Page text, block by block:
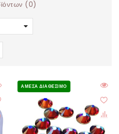
(0)
ΆΜΕΣΑ ΔΙΑΘΈΣΙΜΟ